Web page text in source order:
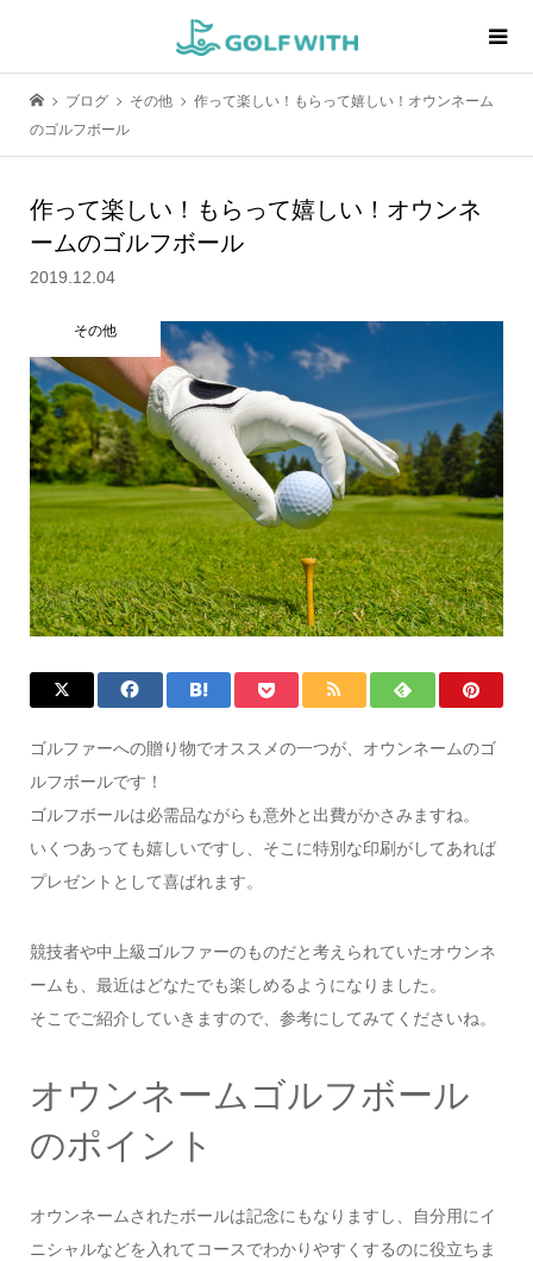
ブログ その他
作って楽しい！もらって嬉しい！オウンネーム
のゴルフボール
作って楽しい！もらって嬉しい！オウンネ
ームのゴルフボール
2019.12.04
その他
ゴルファーへの贈り物でオススメの一つが、オウンネームのゴ
ルフボールです！
ゴルフボールは必需品ながらも意外と出費がかさみますね。
いくつあっても嬉しいですし、そこに特別な印刷がしてあれば
プレゼントとして喜ばれます。
競技者や中上級ゴルファーのものだと考えられていたオウンネ
ームも、最近はどなたでも楽しめるようになりました。
そこでご紹介していきますので、参考にしてみてくださいね。
オウンネームゴルフボール
のポイント
オウンネームされたボールは記念にもなりますし、自分用にイ
ニシャルなどを入れてコースでわかりやすくするのに役立ちま